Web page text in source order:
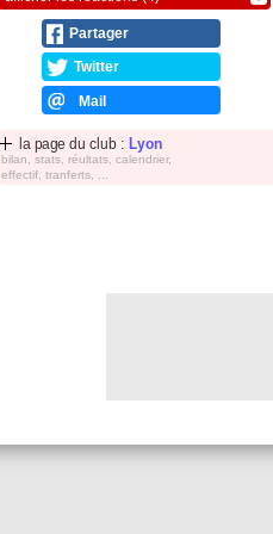
Partager
Twitter
Mail
la page du club : Lyon
bilan, stats, réultats, calendrier,
effectif, tranferts, ...